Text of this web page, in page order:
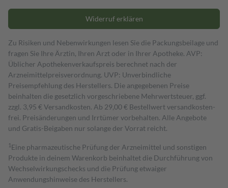
Widerruf erklären
Zu Risiken und Nebenwirkungen lesen Sie die Packungsbeilage und
fragen Sie Ihre Ärztin, Ihren Arzt oder in Ihrer Apotheke. AVP:
Üblicher Apothekenverkaufspreis berechnet nach der
Arzneimittelpreisverordnung. UVP: Unverbindliche
Preisempfehlung des Herstellers. Die angegebenen Preise
beinhalten die gesetzlich vorgeschriebene Mehrwertsteuer, ggf.
zzgl. 3,95 € Versandkosten. Ab 29,00 € Bestell­wert versand­kosten­
frei. Preisänderungen und Irrtümer vorbehalten. Alle Angebote
und Gratis-Beigaben nur solange der Vorrat reicht.
1 Eine pharmazeutische Prüfung der Arzneimittel und sonstigen
Produkte in deinem Warenkorb beinhaltet die Durchführung von
Wechselwirkungschecks und die Prüfung etwaiger
Anwendungshinweise des Herstellers.